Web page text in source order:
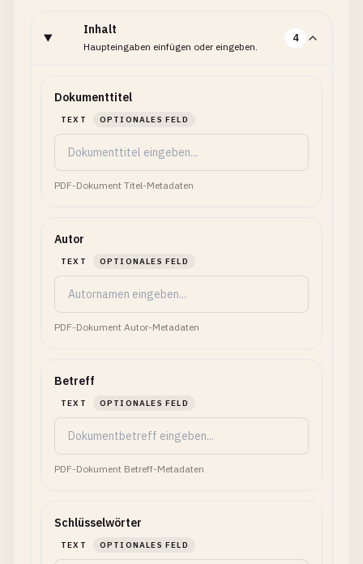
Inhalt
Haupteingaben einfügen oder eingeben.
4
Dokumenttitel
TEXT OPTIONALES FELD
PDF-Dokument Titel-Metadaten
Autor
TEXT OPTIONALES FELD
PDF-Dokument Autor-Metadaten
Betreff
TEXT OPTIONALES FELD
PDF-Dokument Betreff-Metadaten
Schlüsselwörter
TEXT OPTIONALES FELD